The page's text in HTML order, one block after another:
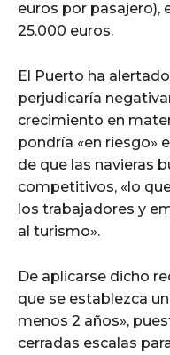
euros por pasajero),
25.000 euros.
El Puerto ha
perjudicaría
crecimiento en
pondría «en riesgo»
de que las navieras
competitivos, «lo
los trabajadores y
al turismo».
De aplicarse dicho
que se establezca
menos 2 años»,
cerradas escalas